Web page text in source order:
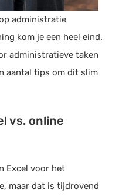
administratie
kom je een heel eind.
administratieve taken
aantal tips om dit slim
vs. online
Excel voor het
maar dat is tijdrovend